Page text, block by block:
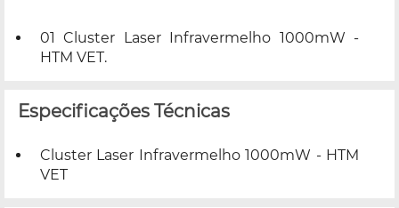
01 Cluster Laser Infravermelho 1000mW -
HTM VET.
Especificações Técnicas
Cluster Laser Infravermelho 1000mW - HTM
VET